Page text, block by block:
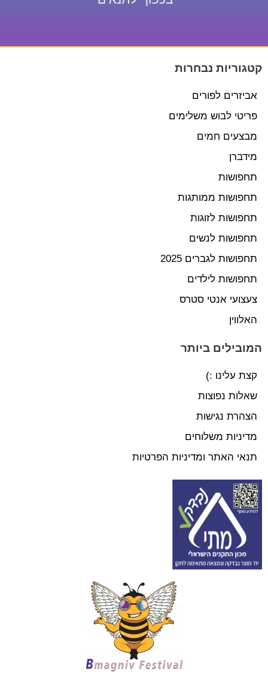
קטגוריות נבחרות
אביזרים לפורים
פריטי לבוש משלימים
מבצעים חמים
מידברן
תחפושות
תחפושות ממותגות
תחפושות לזוגות
תחפושות לנשים
תחפושות לגברים 2025
תחפושות לילדים
צעצועי אנטי סטרס
האלווין
המובילים ביותר
קצת עלינו :)
שאלות נפוצות
הצהרת נגישות
מדיניות משלוחים
תנאי האתר ומדיניות הפרטיות